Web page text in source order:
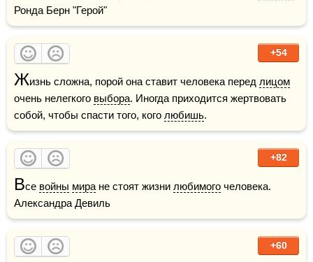
Ронда Берн "Герой"
+54
Жизнь сложна, порой она ставит человека перед лицом
очень нелегкого выбора. Иногда приходится жертвовать
собой, чтобы спасти того, кого любишь.
+82
Все войны мира не стоят жизни любимого человека.
Александра Девиль
+60